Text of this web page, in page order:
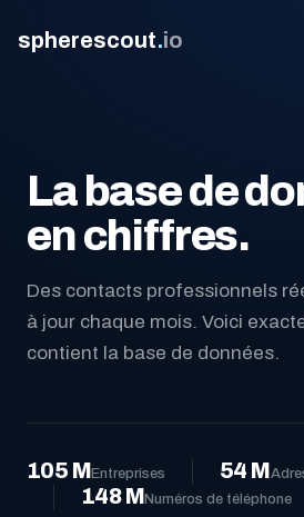
spherescout.io
La base de
en chiffres.
Des contacts professionnels
à jour chaque mois. Voici
contient la base de données.
105 MEntreprises 54 M
148 MNuméros de téléphone